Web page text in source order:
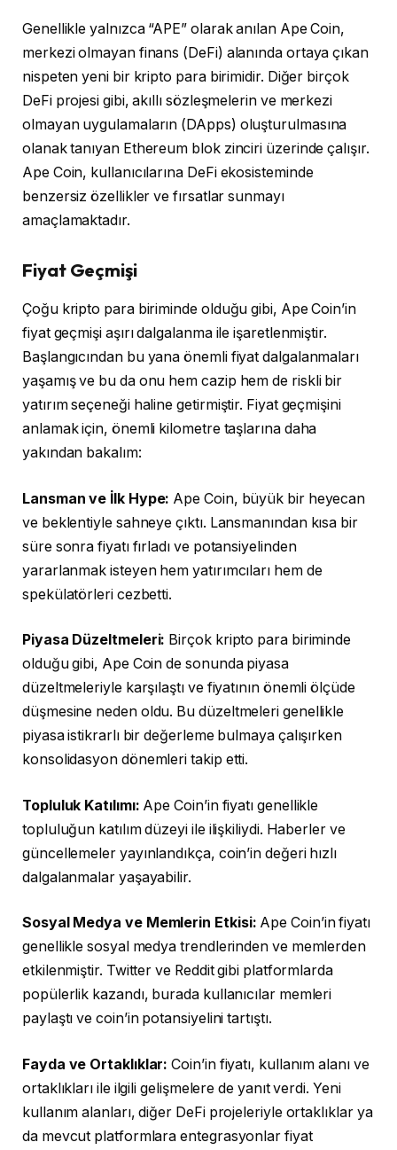
Genellikle yalnızca “APE” olarak anılan Ape Coin,
merkezi olmayan finans (DeFi) alanında ortaya çıkan
nispeten yeni bir kripto para birimidir. Diğer birçok
DeFi projesi gibi, akıllı sözleşmelerin ve merkezi
olmayan uygulamaların (DApps) oluşturulmasına
olanak tanıyan Ethereum blok zinciri üzerinde çalışır.
Ape Coin, kullanıcılarına DeFi ekosisteminde
benzersiz özellikler ve fırsatlar sunmayı
amaçlamaktadır.
Fiyat Geçmişi
Çoğu kripto para biriminde olduğu gibi, Ape Coin’in
fiyat geçmişi aşırı dalgalanma ile işaretlenmiştir.
Başlangıcından bu yana önemli fiyat dalgalanmaları
yaşamış ve bu da onu hem cazip hem de riskli bir
yatırım seçeneği haline getirmiştir. Fiyat geçmişini
anlamak için, önemli kilometre taşlarına daha
yakından bakalım:
Lansman ve İlk Hype: Ape Coin, büyük bir heyecan
ve beklentiyle sahneye çıktı. Lansmanından kısa bir
süre sonra fiyatı fırladı ve potansiyelinden
yararlanmak isteyen hem yatırımcıları hem de
spekülatörleri cezbetti.
Piyasa Düzeltmeleri: Birçok kripto para biriminde
olduğu gibi, Ape Coin de sonunda piyasa
düzeltmeleriyle karşılaştı ve fiyatının önemli ölçüde
düşmesine neden oldu. Bu düzeltmeleri genellikle
piyasa istikrarlı bir değerleme bulmaya çalışırken
konsolidasyon dönemleri takip etti.
Topluluk Katılımı: Ape Coin’in fiyatı genellikle
topluluğun katılım düzeyi ile ilişkiliydi. Haberler ve
güncellemeler yayınlandıkça, coin’in değeri hızlı
dalgalanmalar yaşayabilir.
Sosyal Medya ve Memlerin Etkisi: Ape Coin’in fiyatı
genellikle sosyal medya trendlerinden ve memlerden
etkilenmiştir. Twitter ve Reddit gibi platformlarda
popülerlik kazandı, burada kullanıcılar memleri
paylaştı ve coin’in potansiyelini tartıştı.
Fayda ve Ortaklıklar: Coin’in fiyatı, kullanım alanı ve
ortaklıkları ile ilgili gelişmelere de yanıt verdi. Yeni
kullanım alanları, diğer DeFi projeleriyle ortaklıklar ya
da mevcut platformlara entegrasyonlar fiyat